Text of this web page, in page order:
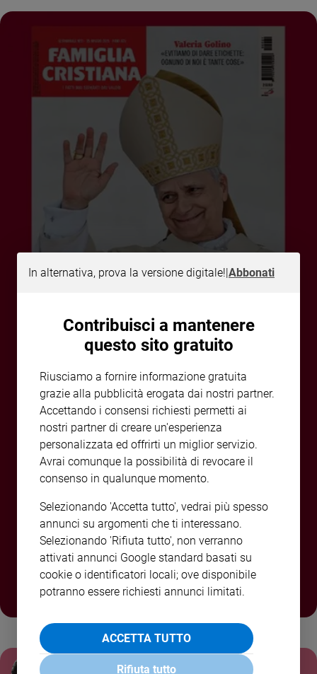
Cultura
Genitori
Adolescenza
Vai
Riflessioni
Foto
Video
Podcast
Privacy
ABBONATI O REGALA
FAMIGLIA CRISTIANA A
SOLI 80,00€
ULTIME NOTIZIE
In alternativa, prova la versione digitale!|Abbonati
Contribuisci a mantenere
questo sito gratuito
Riusciamo a fornire informazione gratuita
grazie alla pubblicità erogata dai nostri partner.
Accettando i consensi richiesti permetti ai
nostri partner di creare un'esperienza
personalizzata ed offrirti un miglior servizio.
Avrai comunque la possibilità di revocare il
consenso in qualunque momento.
Selezionando 'Accetta tutto', vedrai più spesso
annunci su argomenti che ti interessano.
Selezionando 'Rifiuta tutto', non verranno
attivati annunci Google standard basati su
cookie o identificatori locali; ove disponibile
potranno essere richiesti annunci limitati.
ACCETTA TUTTO
Rifiuta tutto